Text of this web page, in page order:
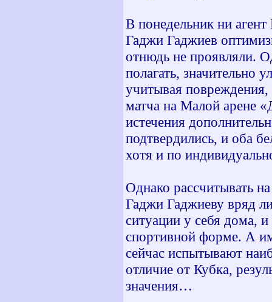
В понедельник ни
Гаджи Гаджиев
отнюдь не проявляли.
полагать, значительно
учитывая
матча на Малой арене
истечения
подтвердились, и оба
хотя и по
Однако рассчитывать
Гаджи Гаджиеву вряд
ситуации у себя дома,
спортивной форме. А
сейчас испытывают
отличие от Кубка,
значения…